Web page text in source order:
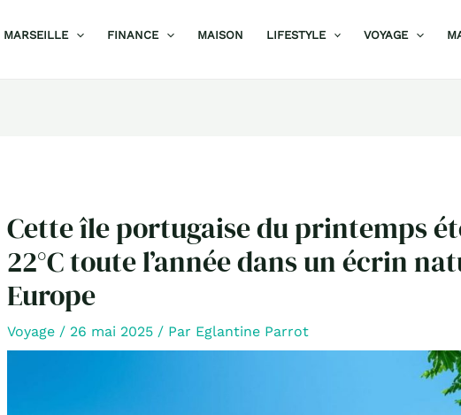
MARSEILLE FINANCE MAISON LIFESTYLE VOYAGE
Cette île portugaise du printemps
22°C toute l’année dans un écrin
Europe
Voyage/ 26 mai 2025 / Par Eglantine Parrot